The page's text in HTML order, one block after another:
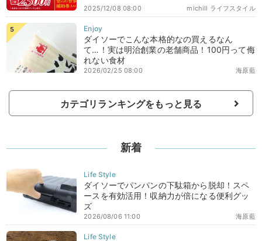
michill ライフスタイル
2025/12/08 08:00
ダイソーでこんな本格的なの買えるなん
て…！実は明治創業の老舗商品！100円って侮
れない食材
海原藍
2026/02/25 08:00
カテゴリランキングをもっと見る
新着
ダイソーでパンパンの下駄箱から脱却！スペ
ースを有効活用！収納力が倍になる便利グッ
ズ
海原藍
2026/08/06 11:00